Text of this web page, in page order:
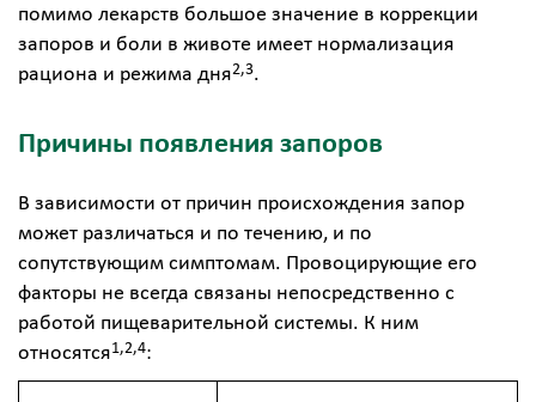
помимо лекарств большое значение в коррекции
запоров и боли в животе имеет нормализация
рациона и режима дня2,3.
Причины появления запоров
В зависимости от причин происхождения запор
может различаться и по течению, и по
сопутствующим симптомам. Провоцирующие его
факторы не всегда связаны непосредственно с
работой пищеварительной системы. К ним
относятся1,2,4: